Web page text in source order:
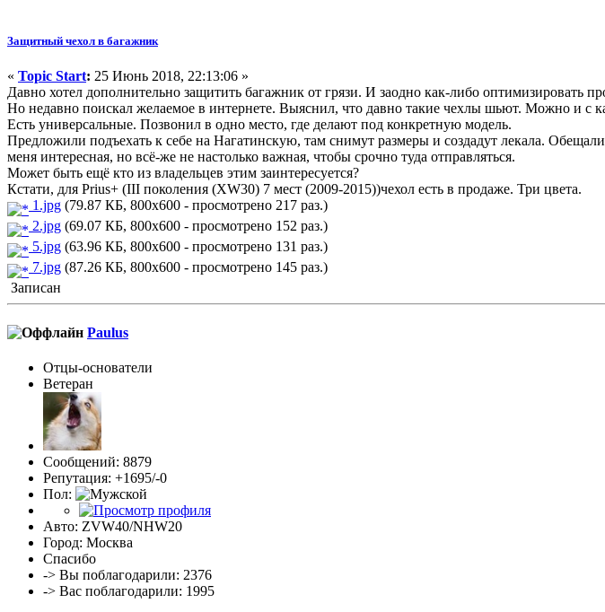
Защитный чехол в багажник
« Topic Start: 25 Июнь 2018, 22:13:06 »
Давно хотел дополнительно защитить багажник от грязи. И заодно как-либо оптимизировать
Но недавно поискал желаемое в интернете. Выяснил, что давно такие чехлы шьют. Можно и с
Есть универсальные. Позвонил в одно место, где делают под конкретную модель.
Предложили подъехать к себе на Нагатинскую, там снимут размеры и создадут лекала.
меня интересная, но всё-же не настолько важная, чтобы срочно туда отправляться.
Может быть ещё кто из владельцев этим заинтересуется?
Кстати, для Prius+ (III поколения (XW30) 7 мест (2009-2015))чехол есть в продаже. Три цвета.
1.jpg (79.87 КБ, 800x600 - просмотрено 217 раз.)
2.jpg (69.07 КБ, 800x600 - просмотрено 152 раз.)
5.jpg (63.96 КБ, 800x600 - просмотрено 131 раз.)
7.jpg (87.26 КБ, 800x600 - просмотрено 145 раз.)
Записан
Paulus
Отцы-основатели
Ветеран
Сообщений: 8879
Репутация: +1695/-0
Пол:
Авто: ZVW40/NHW20
Город: Москва
Спасибо
-> Вы поблагодарили: 2376
-> Вас поблагодарили: 1995